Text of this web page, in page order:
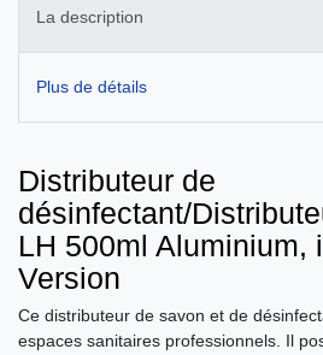
La description
Plus de détails
Distributeur de
désinfectant/
LH 500ml Aluminium,
Version
Ce distributeur de savon et de
espaces sanitaires professionnels. Il